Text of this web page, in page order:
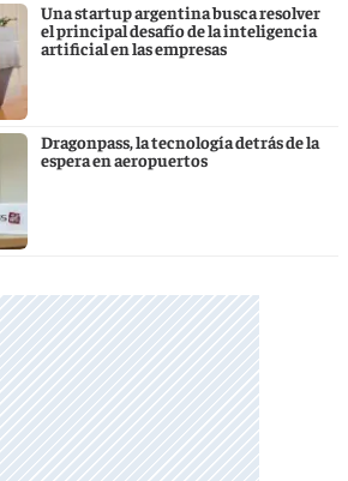
Una startup argentina busca resolver
el principal desafío de la inteligencia
artificial en las empresas
Dragonpass, la tecnología detrás de la
espera en aeropuertos